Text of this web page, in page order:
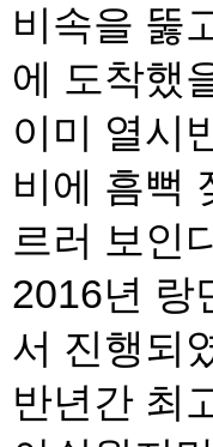
비속을 뚫
에 도착했
이미 열시
비에 흠뻑
르러 보인
2016년 랑
서 진행되
반년간 최